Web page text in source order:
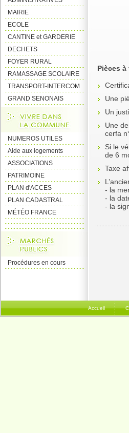
MAIRIE
ECOLE
CANTINE et GARDERIE
DECHETS
FOYER RURAL
RAMASSAGE SCOLAIRE
TRANSPORT-INTERCOM
GRAND SENONAIS
NUMEROS UTILES
Aide aux logements
ASSOCIATIONS
PATRIMOINE
PLAN d'ACCES
PLAN CADASTRAL
MÉTÉO FRANCE
Procédures en cours
Pièces
Une
Un
Une
cerfa
Si le
de 6
Taxe
- la
- la
- la
Accueil